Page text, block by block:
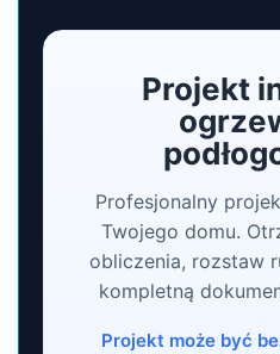
Projekt
Profesjonalny
Twojego domu.
obliczenia, rozstaw
kompletną
Projekt może być